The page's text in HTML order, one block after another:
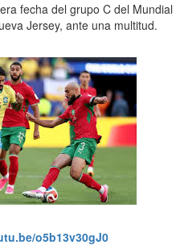
fecha del grupo C del
Jersey, ante una multitud.
o5b13v30gJ0